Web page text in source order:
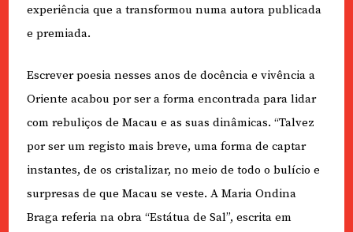
experiência que a transformou numa autora publicada
e premiada.
Escrever poesia nesses anos de docência e vivência a
Oriente acabou por ser a forma encontrada para lidar
com rebuliços de Macau e as suas dinâmicas. “Talvez
por ser um registo mais breve, uma forma de captar
instantes, de os cristalizar, no meio de todo o bulício e
surpresas de que Macau se veste. A Maria Ondina
Braga referia na obra “Estátua de Sal”, escrita em